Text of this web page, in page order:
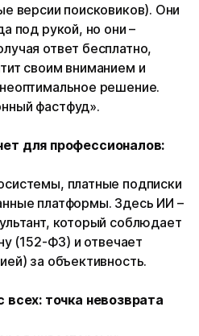
версии поисковиков). Они
под рукой, но они –
ответ бесплатно,
своим вниманием и
решение.
фастфуд».
для профессионалов:
платные подписки
платформы. Здесь ИИ –
который соблюдает
(152-ФЗ) и отвечает
за объективность.
всех: точка невозврата